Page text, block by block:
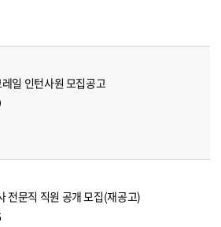
일 인턴사원 모집공고
전문직 직원 공개 모집(재공고)